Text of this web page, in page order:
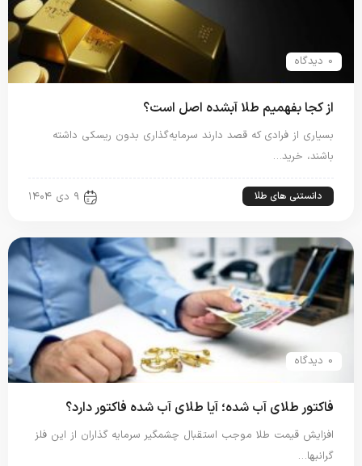
0 دیدگاه
از کجا بفهمیم طلا آبشده اصل است؟
بسیاری از فرادی که قصد دارند سرمایه‌گذاری بدون ریسکی داشته
باشند، خرید…
دانستنی های طلا ۹ دی ۱۴۰۴
0 دیدگاه
فاکتور طلای آب شده؛ آیا طلای آب شده فاکتور دارد؟
افزایش قیمت طلا موجب استقبال چشمگیر سرمایه گذاران از این فلز
گرانبها…